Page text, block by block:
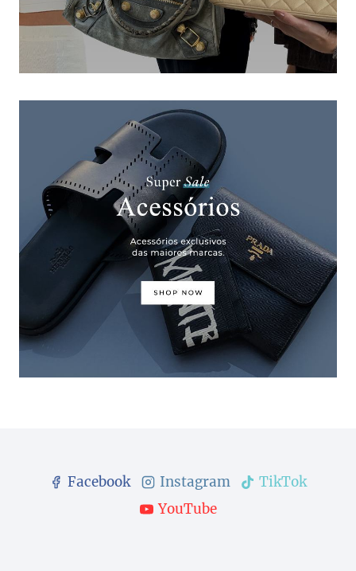
Facebook Instagram
TikTok
YouTube